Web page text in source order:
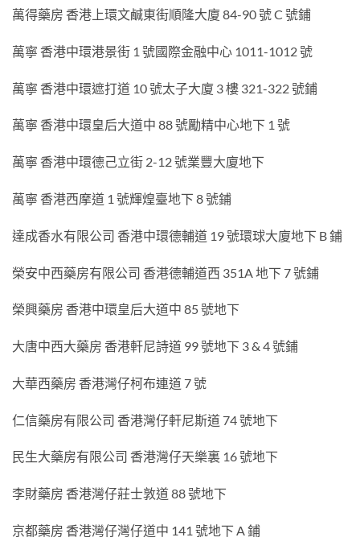
萬得藥房 香港上環文鹹東街順隆大廈 84-90 號 C 號鋪
萬寧 香港中環港景街 1 號國際金融中心 1011-1012 號
萬寧 香港中環遮打道 10 號太子大廈 3 樓 321-322 號鋪
萬寧 香港中環皇后大道中 88 號勵精中心地下 1 號
萬寧 香港中環德己立街 2-12 號業豐大廈地下
萬寧 香港西摩道 1 號輝煌臺地下 8 號鋪
達成香水有限公司 香港中環德輔道 19 號環球大廈地下 B 鋪
榮安中西藥房有限公司 香港德輔道西 351A 地下 7 號鋪
榮興藥房 香港中環皇后大道中 85 號地下
大唐中西大藥房 香港軒尼詩道 99 號地下 3 & 4 號鋪
大華西藥房 香港灣仔柯布連道 7 號
仁信藥房有限公司 香港灣仔軒尼斯道 74 號地下
民生大藥房有限公司 香港灣仔天樂裏 16 號地下
李財藥房 香港灣仔莊士敦道 88 號地下
京都藥房 香港灣仔灣仔道中 141 號地下 A 鋪